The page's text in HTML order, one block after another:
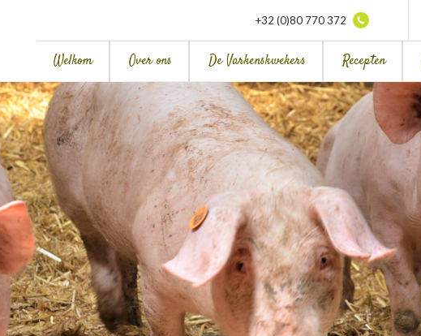
+32 (0)80 770 372
Welkom Over ons De Varkenskwekers Recepten